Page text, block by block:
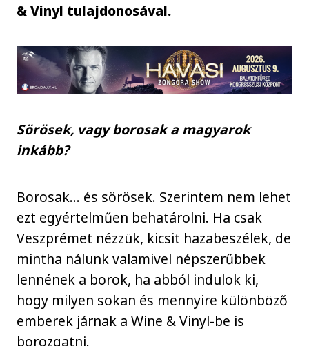
& Vinyl tulajdonosával.
Sörösek, vagy borosak a magyarok
inkább?
Borosak… és sörösek. Szerintem nem lehet
ezt egyértelműen behatárolni. Ha csak
Veszprémet nézzük, kicsit hazabeszélek, de
mintha nálunk valamivel népszerűbbek
lennének a borok, ha abból indulok ki,
hogy milyen sokan és mennyire különböző
emberek járnak a Wine & Vinyl-be is
borozgatni.